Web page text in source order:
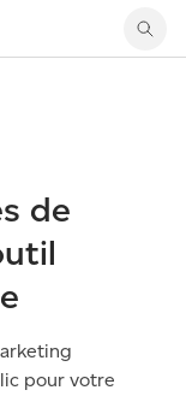
de
pour votre